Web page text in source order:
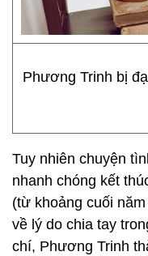
Phương Trinh bị
Tuy nhiên chuyện
nhanh chóng kết
(từ khoảng cuối
về lý do chia tay
chí, Phương Trinh